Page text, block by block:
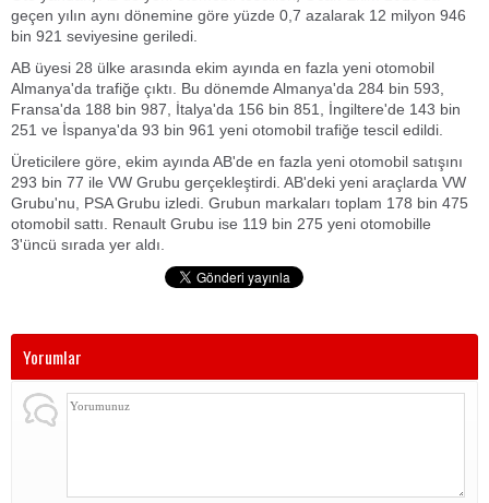
geçen yılın aynı dönemine göre yüzde 0,7 azalarak 12 milyon 946
bin 921 seviyesine geriledi.
AB üyesi 28 ülke arasında ekim ayında en fazla yeni otomobil
Almanya'da trafiğe çıktı. Bu dönemde Almanya'da 284 bin 593,
Fransa'da 188 bin 987, İtalya'da 156 bin 851, İngiltere'de 143 bin
251 ve İspanya'da 93 bin 961 yeni otomobil trafiğe tescil edildi.
Üreticilere göre, ekim ayında AB'de en fazla yeni otomobil satışını
293 bin 77 ile VW Grubu gerçekleştirdi. AB'deki yeni araçlarda VW
Grubu'nu, PSA Grubu izledi. Grubun markaları toplam 178 bin 475
otomobil sattı. Renault Grubu ise 119 bin 275 yeni otomobille
3'üncü sırada yer aldı.
Yorumlar